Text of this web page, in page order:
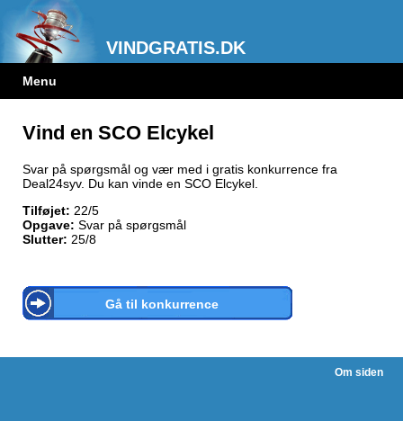
VINDGRATIS.DK
Menu
Vind en SCO Elcykel
Svar på spørgsmål og vær med i gratis konkurrence fra
Deal24syv. Du kan vinde en SCO Elcykel.
Tilføjet: 22/5
Opgave: Svar på spørgsmål
Slutter: 25/8
Gå til konkurrence
Om siden